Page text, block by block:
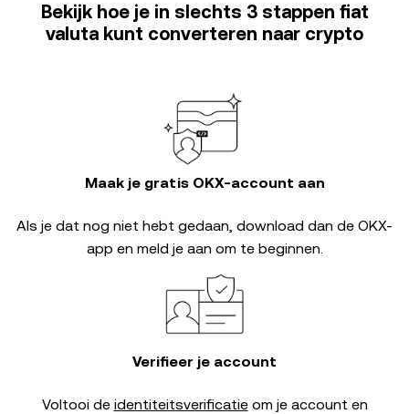
Bekijk hoe je in slechts 3 stappen fiat
valuta kunt converteren naar crypto
Maak je gratis OKX-account aan
Als je dat nog niet hebt gedaan, download dan de OKX-
app en meld je aan om te beginnen.
Verifieer je account
Voltooi de identiteitsverificatieom je account en